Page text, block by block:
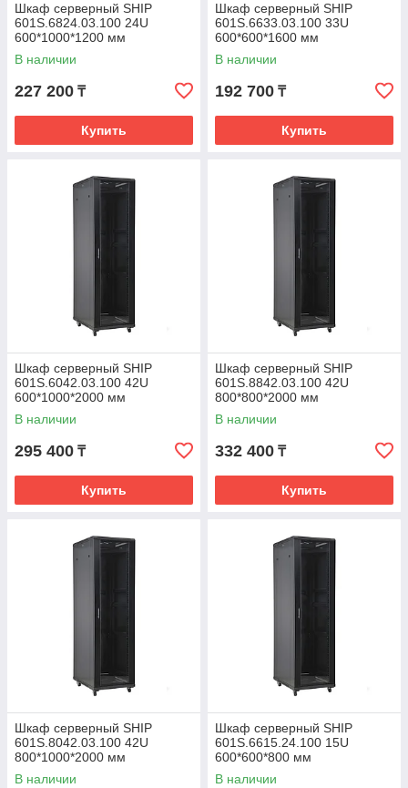
Шкаф серверный SHIP
601S.6824.03.100 24U
600*1000*1200 мм
В наличии
227 200 ₸
Купить
Шкаф серверный SHIP
601S.6633.03.100 33U
600*600*1600 мм
В наличии
192 700 ₸
Купить
Шкаф серверный SHIP
601S.6042.03.100 42U
600*1000*2000 мм
В наличии
295 400 ₸
Купить
Шкаф серверный SHIP
601S.8842.03.100 42U
800*800*2000 мм
В наличии
332 400 ₸
Купить
Шкаф серверный SHIP
601S.8042.03.100 42U
800*1000*2000 мм
В наличии
Шкаф серверный SHIP
601S.6615.24.100 15U
600*600*800 мм
В наличии